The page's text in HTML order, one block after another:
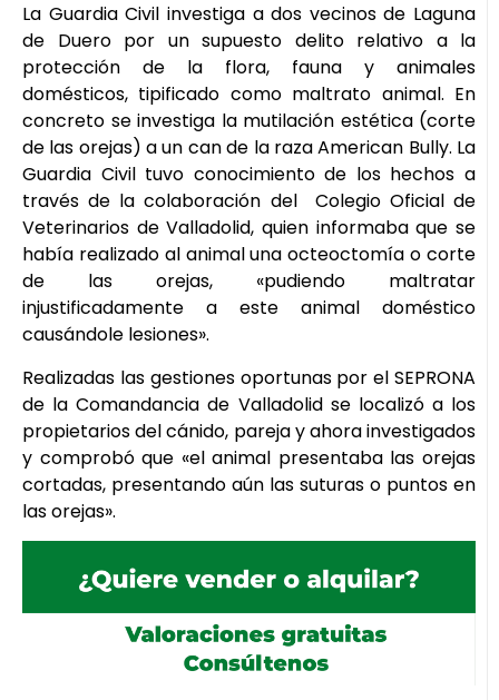
La Guardia Civil investiga a dos vecinos de Laguna
de Duero por un supuesto delito relativo a la
protección de la flora, fauna y animales
domésticos, tipificado como maltrato animal. En
concreto se investiga la mutilación estética (corte
de las orejas) a un can de la raza American Bully. La
Guardia Civil tuvo conocimiento de los hechos a
través de la colaboración del Colegio Oficial de
Veterinarios de Valladolid, quien informaba que se
había realizado al animal una octeoctomía o corte
de las orejas, «pudiendo maltratar
injustificadamente a este animal doméstico
causándole lesiones».
Realizadas las gestiones oportunas por el SEPRONA
de la Comandancia de Valladolid se localizó a los
propietarios del cánido, pareja y ahora investigados
y comprobó que «el animal presentaba las orejas
cortadas, presentando aún las suturas o puntos en
las orejas».